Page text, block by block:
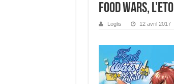
Food Wars,
Loglis 12 avril 2017